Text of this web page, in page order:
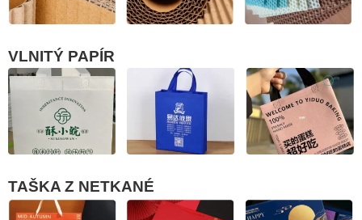
VLNITÝ PAPÍR
TAŠKA Z NETKANÉ